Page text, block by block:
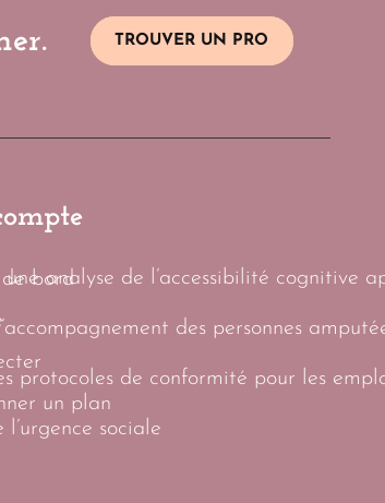
TROUVER UN PRO
analyse de l’accessibilité cognitive
des personnes
protocoles de conformité pour les
sociale
bord
un plan